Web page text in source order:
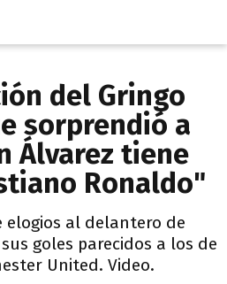
del Gringo
sorprendió a
Álvarez tiene
Ronaldo"
elogios al delantero de
goles parecidos a los de
United. Video.